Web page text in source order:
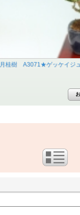
月桂樹 A3071★ゲッケイジ